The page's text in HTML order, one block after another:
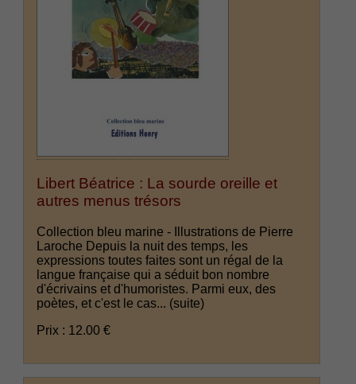
Libert Béatrice : La sourde oreille et
autres menus trésors
Collection bleu marine - Illustrations de Pierre
Laroche Depuis la nuit des temps, les
expressions toutes faites sont un régal de la
langue française qui a séduit bon nombre
d'écrivains et d'humoristes. Parmi eux, des
poètes, et c'est le cas... (suite)
Prix : 12.00 €